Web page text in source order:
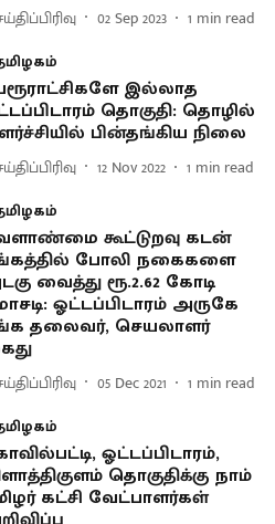
02 Sep 2023 1 min read
இல்லாத
தொகுதி: தொழில்
பின்தங்கிய நிலை
12 Nov 2022 1 min read
கூட்டுறவு கடன்
போலி நகைகளை
வைத்து ரூ.2.62 கோடி
ஓட்டப்பிடாரம் அருகே
தலைவர், செயலாளர்
05 Dec 2021 1 min read
ஓட்டப்பிடாரம்,
தொகுதிக்கு நாம்
கட்சி வேட்பாளர்கள்